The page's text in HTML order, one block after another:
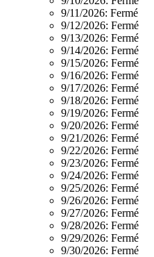
9/11/2026: Fermé
9/12/2026: Fermé
9/13/2026: Fermé
9/14/2026: Fermé
9/15/2026: Fermé
9/16/2026: Fermé
9/17/2026: Fermé
9/18/2026: Fermé
9/19/2026: Fermé
9/20/2026: Fermé
9/21/2026: Fermé
9/22/2026: Fermé
9/23/2026: Fermé
9/24/2026: Fermé
9/25/2026: Fermé
9/26/2026: Fermé
9/27/2026: Fermé
9/28/2026: Fermé
9/29/2026: Fermé
9/30/2026: Fermé